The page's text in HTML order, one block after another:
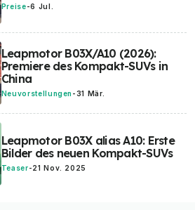
Preise-6 Jul.
Leapmotor B03X/A10 (2026):
Premiere des Kompakt-SUVs in
China
Neuvorstellungen -31 Mär.
Leapmotor B03X alias A10: Erste
Bilder des neuen Kompakt-SUVs
Teaser-21 Nov. 2025